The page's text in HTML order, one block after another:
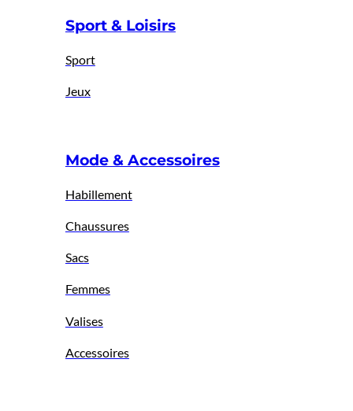
Sport & Loisirs
Sport
Jeux
Mode & Accessoires
Habillement
Chaussures
Sacs
Femmes
Valises
Accessoires